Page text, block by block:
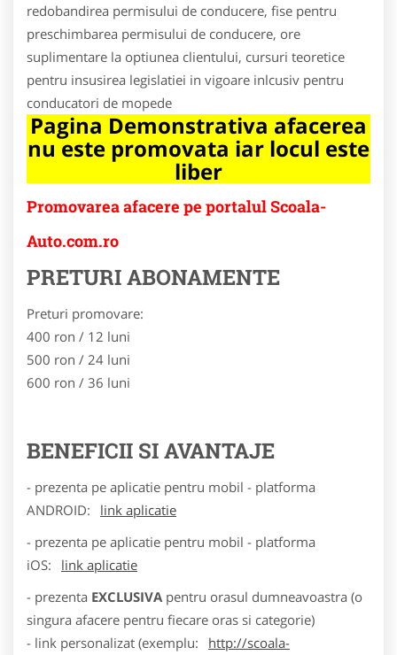
redobandirea permisului de conducere, fise pentru
preschimbarea permisului de conducere, ore
suplimentare la optiunea clientului, cursuri teoretice
pentru insusirea legislatiei in vigoare inlcusiv pentru
conducatori de mopede
Pagina Demonstrativa afacerea
nu este promovata iar locul este
liber
Promovarea afacere pe portalul Scoala-
Auto.com.ro
PRETURI ABONAMENTE
Preturi promovare:
400 ron / 12 luni
500 ron / 24 luni
600 ron / 36 luni
BENEFICII SI AVANTAJE
- prezenta pe aplicatie pentru mobil - platforma
ANDROID:
link aplicatie
- prezenta pe aplicatie pentru mobil - platforma
iOS:
link aplicatie
- prezenta EXCLUSIVA pentru orasul dumneavoastra (o
singura afacere pentru fiecare oras si categorie)
- link personalizat (exemplu:
http://scoala-